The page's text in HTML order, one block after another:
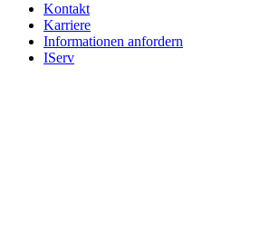
Kontakt
Karriere
Informationen anfordern
IServ